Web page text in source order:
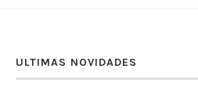
ULTIMAS NOVIDADES